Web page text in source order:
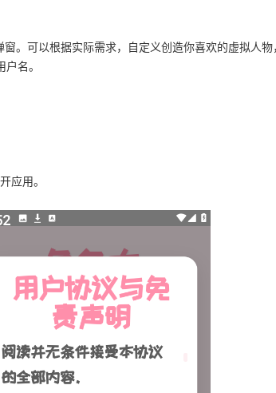
。可以根据实际需求，自定义创造你喜欢的虚拟人
名。
应用。